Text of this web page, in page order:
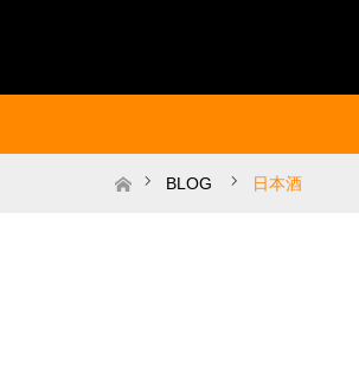
ホームBLOG 日本酒